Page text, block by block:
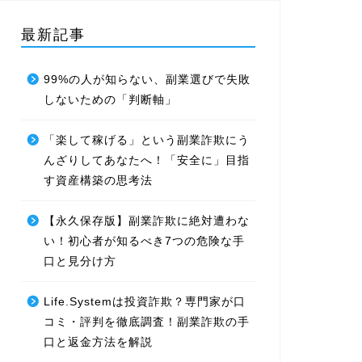
最新記事
99%の人が知らない、副業選びで失敗
しないための「判断軸」
「楽して稼げる」という副業詐欺にう
んざりしてあなたへ！「安全に」目指
す資産構築の思考法
【永久保存版】副業詐欺に絶対遭わな
い！初心者が知るべき7つの危険な手
口と見分け方
Life.Systemは投資詐欺？専門家が口
コミ・評判を徹底調査！副業詐欺の手
口と返金方法を解説